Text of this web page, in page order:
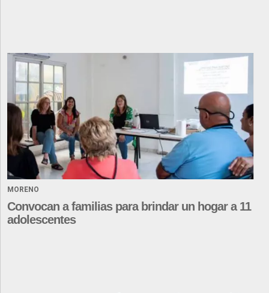
MORENO
Convocan a familias para brindar un hogar a 11
adolescentes